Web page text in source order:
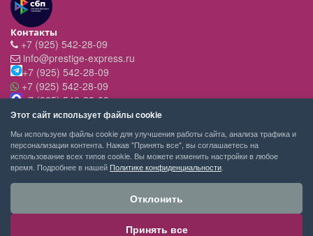
Контакты
+7 (925) 542-28-09
info@prestige-express.ru
+7 (925) 542-28-09
+7 (925) 542-28-09
+7 (925) 542-28-09
Режим работы:
- вт-пт с 11:00 до 20:00
- сб - c 11.00 до 19.00
- вск,пн - выходной
Этот сайт использует файлы cookie
Мы используем файлы cookie для улучшения работы сайта, анализа трафика и
персонализации контента. Нажав "Принять все", вы соглашаетесь на
использование всех типов cookie. Вы можете изменить настройки в любое
время. Подробнее в нашей Политике конфиденциальности
Отклонить
Принять все